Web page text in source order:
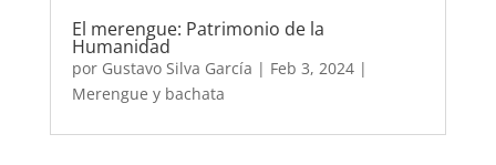
El merengue: Patrimonio de la
Humanidad
por Gustavo Silva García | Feb 3, 2024|
Merengue y bachata